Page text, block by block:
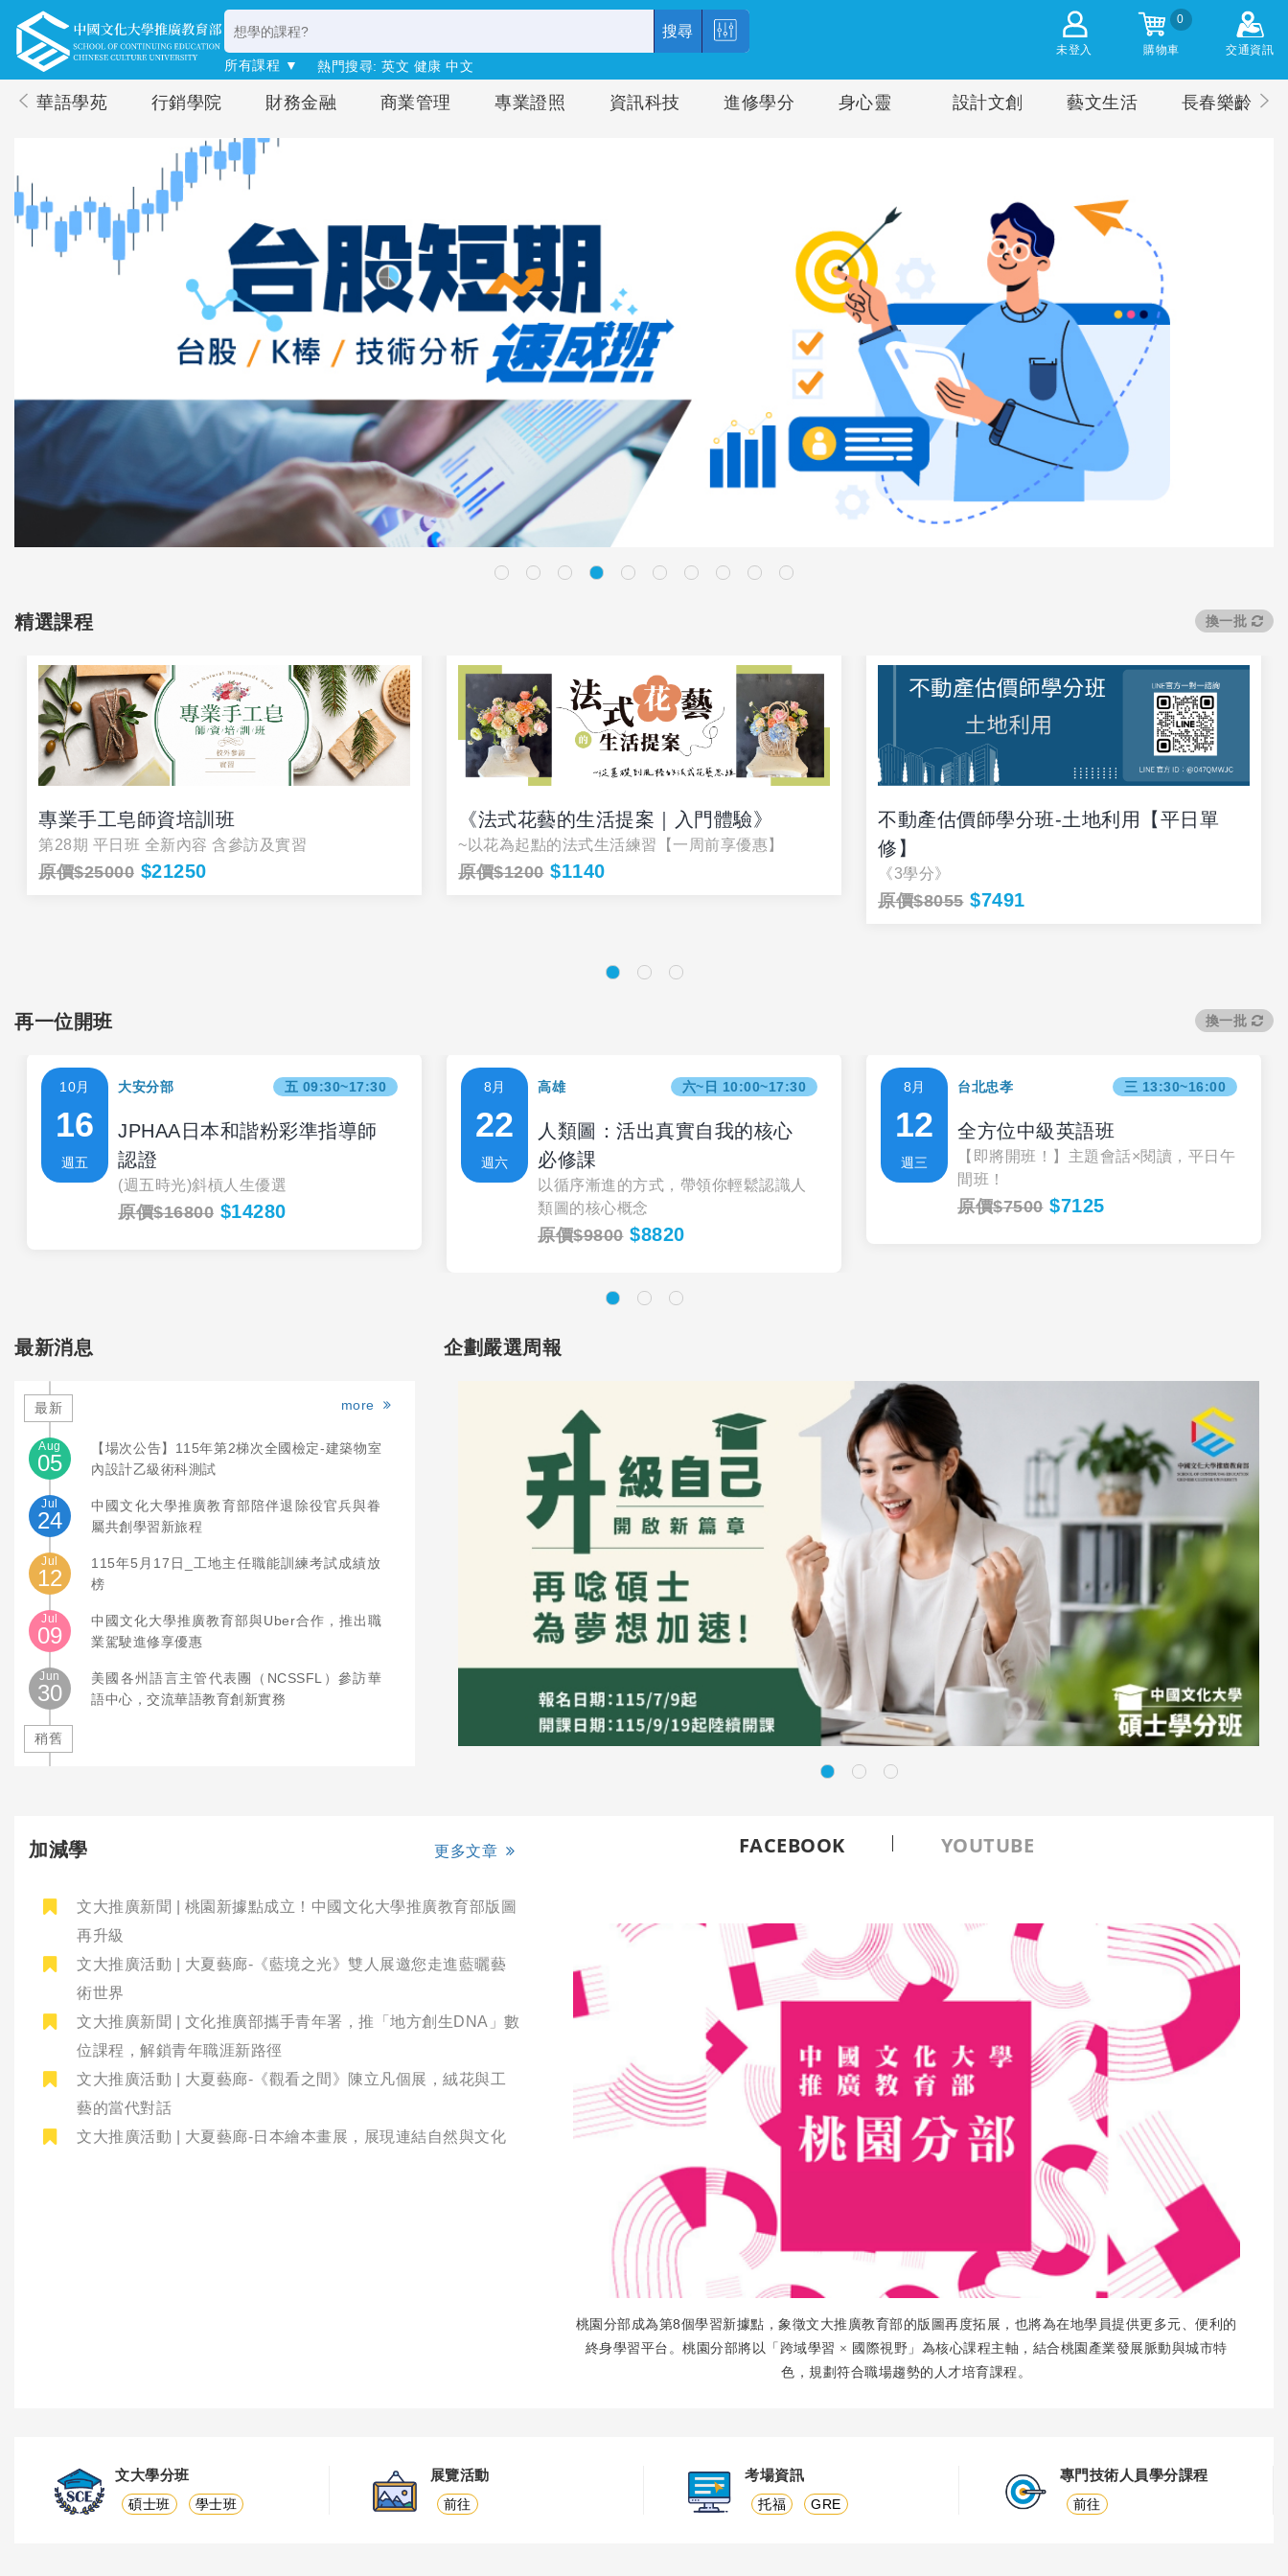
未登入
0
購物車 交通資訊
搜尋
所有課程 ▼ 熱門搜尋: 英文 健康 中文
華語學苑 行銷學院 財務金融 商業管理 專業證照 資訊科技 進修學分 身心靈 設計文創 藝文生活 長春樂齡
精選課程 換一批
專業手工皂師資培訓班
第28期 平日班 全新內容 含參訪及實習
原價$25000 $21250
《法式花藝的生活提案｜入門體驗》
~以花為起點的法式生活練習【一周前享優惠】
原價$1200$1140
不動產估價師學分班-土地利用【平日單
修】
《3學分》
原價$8055$7491
再一位開班 換一批
10月
16
週五
大安分部 五 09:30~17:30
JPHAA日本和諧粉彩準指導師
認證
(週五時光)斜槓人生優選
原價$16800 $14280
8月
22
週六
高雄 六~日 10:00~17:30
人類圖：活出真實自我的核心
必修課
以循序漸進的方式，帶領你輕鬆認識人
類圖的核心概念
原價$9800$8820
8月
12
週三
台北忠孝 三 13:30~16:00
全方位中級英語班
【即將開班！】主題會話×閱讀，平日午
間班！
原價$7500$7125
最新消息
more
最新
Aug
05
【場次公告】115年第2梯次全國檢定-建築物室
內設計乙級術科測試
Jul
24
中國文化大學推廣教育部陪伴退除役官兵與眷
屬共創學習新旅程
Jul
12
115年5月17日_工地主任職能訓練考試成績放
榜
Jul
09
中國文化大學推廣教育部與Uber合作，推出職
業駕駛進修享優惠
Jun
30
美國各州語言主管代表團（NCSSFL）參訪華
語中心，交流華語教育創新實務
稍舊
企劃嚴選周報
加減學 更多文章
文大推廣新聞 | 桃園新據點成立！中國文化大學推廣教育部版圖
再升級
文大推廣活動 | 大夏藝廊-《藍境之光》雙人展邀您走進藍曬藝
術世界
文大推廣新聞 | 文化推廣部攜手青年署，推「地方創生DNA」數
位課程，解鎖青年職涯新路徑
文大推廣活動 | 大夏藝廊-《觀看之間》陳立凡個展，絨花與工
藝的當代對話
文大推廣活動 | 大夏藝廊-日本繪本畫展，展現連結自然與文化
FACEBOOK YOUTUBE
桃園分部成為第8個學習新據點，象徵文大推廣教育部的版圖再度拓展，也將為在地學員提供更多元、便利的
終身學習平台。桃園分部將以「跨域學習 × 國際視野」為核心課程主軸，結合桃園產業發展脈動與城市特
色，規劃符合職場趨勢的人才培育課程。
文大學分班
碩士班 學士班
展覽活動
前往
考場資訊
托福 GRE
專門技術人員學分課程
前往